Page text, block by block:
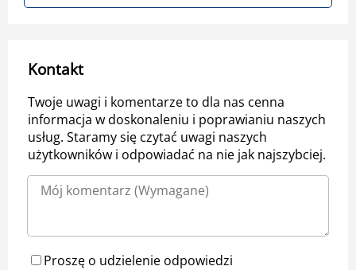
Kontakt
Twoje uwagi i komentarze to dla nas cenna
informacja w doskonaleniu i poprawianiu naszych
usług. Staramy się czytać uwagi naszych
użytkowników i odpowiadać na nie jak najszybciej.
Proszę o udzielenie odpowiedzi